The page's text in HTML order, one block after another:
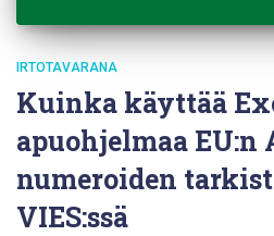
IRTOTAVARANA
Kuinka käyttää
apuohjelmaa EU:n
numeroiden
VIES:ssä